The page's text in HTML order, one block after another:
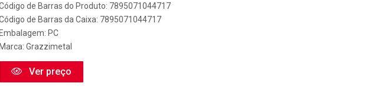
de Barras do Produto: 7895071044717
de Barras da Caixa: 7895071044717
Embalagem: PC
Marca: Grazzimetal
Ver preço